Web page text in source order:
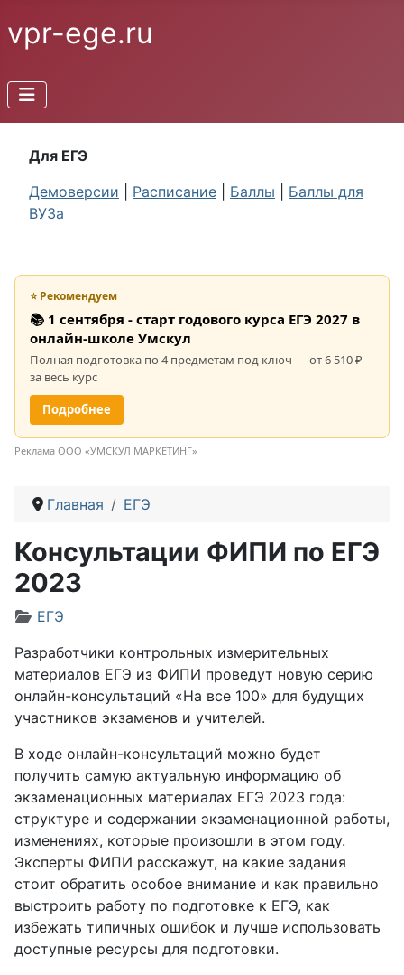
vpr-ege.ru
Для ЕГЭ
Демоверсии
Расписание Баллы
Баллы для
ВУЗа
⭐ Рекомендуем
📚 1 сентября - старт годового курса ЕГЭ 2027 в
онлайн-школе Умскул
Полная подготовка по 4 предметам под ключ — от 6 510 ₽
за весь курс
Подробнее
Реклама ООО «УМСКУЛ МАРКЕТИНГ»
Главная ЕГЭ
Консультации ФИПИ по ЕГЭ
2023
Информация о материале
ЕГЭ
Разработчики контрольных измерительных
материалов ЕГЭ из ФИПИ проведут новую серию
онлайн-консультаций «На все 100» для будущих
участников экзаменов и учителей.
В ходе онлайн-консультаций можно будет
получить самую актуальную информацию об
экзаменационных материалах ЕГЭ 2023 года:
структуре и содержании экзаменационной работы,
изменениях, которые произошли в этом году.
Эксперты ФИПИ расскажут, на какие задания
стоит обратить особое внимание и как правильно
выстроить работу по подготовке к ЕГЭ, как
избежать типичных ошибок и лучше использовать
доступные ресурсы для подготовки.